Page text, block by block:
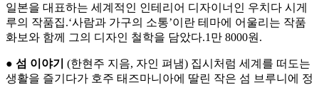
일본을 대표하는 세계적인 인테리어 디자이너인 우치다 시게
루의 작품집.‘사람과 가구의 소통’이란 테마에 어울리는 작품
화보와 함께 그의 디자인 철학을 담았다.1만 8000원.
● 섬 이야기 (한현주 지음, 자인 펴냄) 집시처럼 세계를 떠도는
생활을 즐기다가 호주 태즈마니아에 딸린 작은 섬 브루니에 정